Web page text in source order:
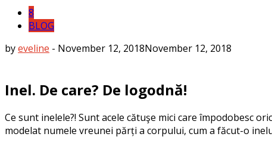
8
BLOG
byeveline - November 12, 2018November 12, 2018
Inel. De care? De logodnă!
Ce sunt inelele?! Sunt acele cătuşe mici care împodobesc
modelat numele vreunei părți a corpului, cum a făcut-o